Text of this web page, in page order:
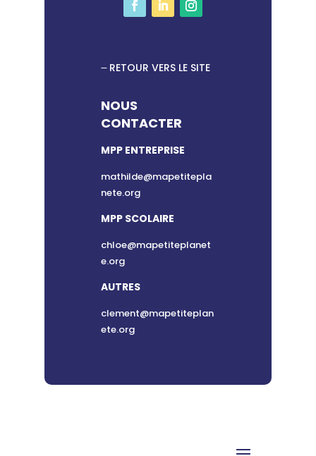
RETOUR VERS LE SITE
NOUS
CONTACTER
MPP ENTREPRISE
mathilde@mapetitepla
nete.org
MPP SCOLAIRE
chloe@mapetiteplanet
e.org
AUTRES
clement@mapetiteplan
ete.org